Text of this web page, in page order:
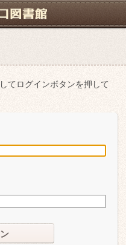
てログインボタンを押して